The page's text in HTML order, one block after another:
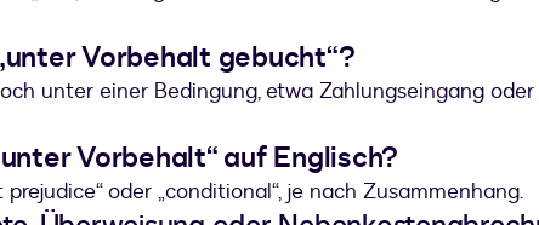
Vorbehalt gebucht“?
unter einer Bedingung, etwa Zahlungseingang oder
Vorbehalt“ auf Englisch?
prejudice“ oder „conditional“, je nach Zusammenhang.